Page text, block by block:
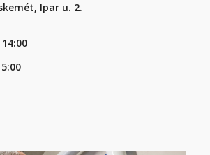
Ipar u. 2.